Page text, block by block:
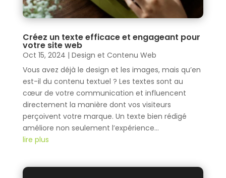
Créez un texte efficace et engageant pour
votre site web
Oct 15, 2024 | Design et Contenu Web
Vous avez déjà le design et les images, mais qu’en
est-il du contenu textuel ? Les textes sont au
cœur de votre communication et influencent
directement la manière dont vos visiteurs
perçoivent votre marque. Un texte bien rédigé
améliore non seulement l’expérience...
lire plus